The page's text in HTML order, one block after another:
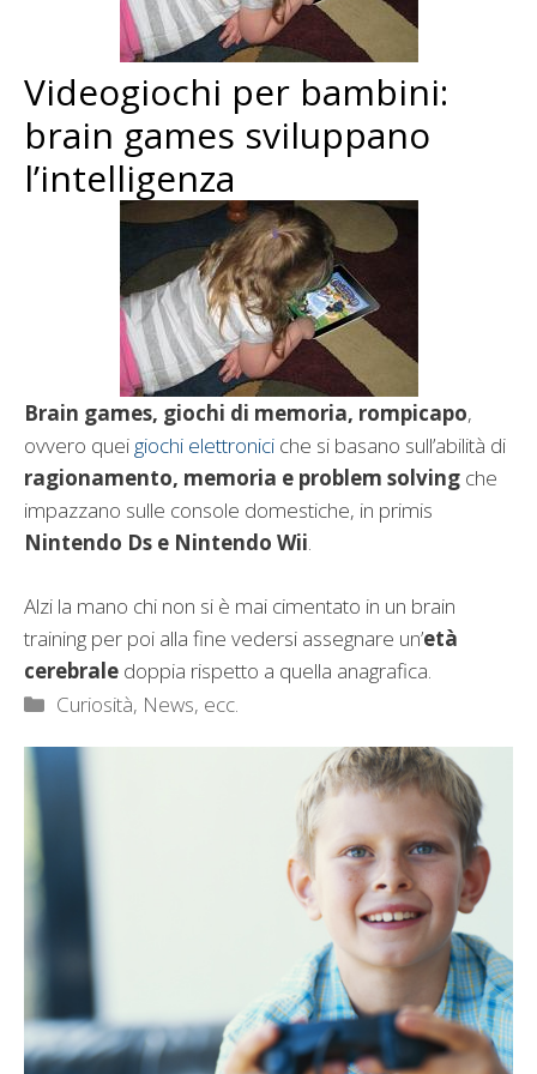
Videogiochi per bambini:
brain games sviluppano
l’intelligenza
Brain games, giochi di memoria, rompicapo,
ovvero quei giochi elettronici che si basano sull’abilità di
ragionamento, memoria e problem solving che
impazzano sulle console domestiche, in primis
Nintendo Ds e Nintendo Wii.
Alzi la mano chi non si è mai cimentato in un brain
training per poi alla fine vedersi assegnare un’età
cerebrale doppia rispetto a quella anagrafica.
Categorie
Curiosità, News, ecc.